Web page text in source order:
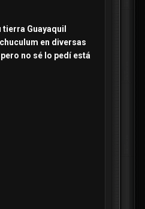
Guayaquil
en diversas
no sé lo pedí está